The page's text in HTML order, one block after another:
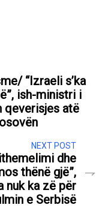
“Izraeli s’ka
ish-ministri i
qeverisjes atë
NEXT POST
dhe
thënë gjë”,
nuk ka zë për
e Serbisë